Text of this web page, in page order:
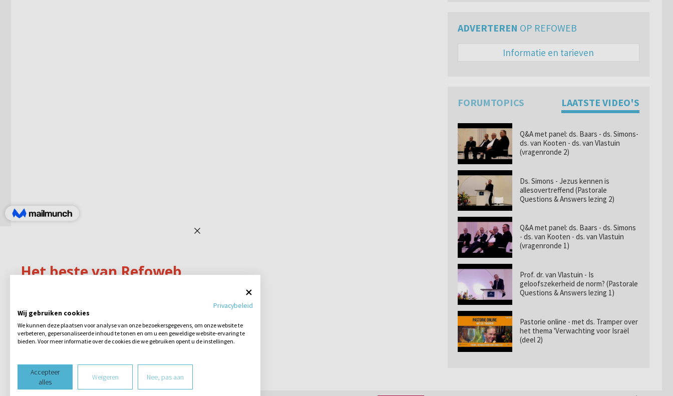
ADVERTEREN OP REFOWEB
Informatie en tarieven
FORUMTOPICS LAATSTE VIDEO'S
Q&A met panel: ds. Baars - ds. Simons-
ds. van Kooten - ds. van Vlastuin
(vragenronde 2)
Ds. Simons - Jezus kennen is
allesovertreffend (Pastorale
Questions & Answers lezing 2)
Q&A met panel: ds. Baars - ds. Simons
- ds. van Kooten - ds. van Vlastuin
(vragenronde 1)
Prof. dr. van Vlastuin - Is
geloofszekerheid de norm? (Pastorale
Questions & Answers lezing 1)
Pastorie online - met ds. Tramper over
het thema 'Verwachting voor Israël
(deel 2)
Privacybeleid
Wij gebruiken cookies
We kunnen deze plaatsen voor analyse van onze bezoekersgegevens, om onze website te
verbeteren, gepersonaliseerde inhoud te tonen en om u een geweldige website-ervaring te
bieden. Voor meer informatie over de cookies die we gebruiken opent u de instellingen.
Accepteer
alles
Weigeren Nee, pas aan